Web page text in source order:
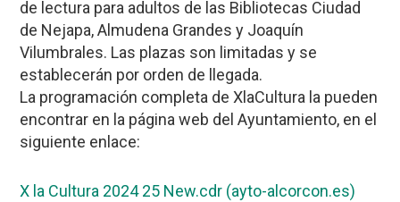
de lectura para adultos de las Bibliotecas Ciudad
de Nejapa, Almudena Grandes y Joaquín
Vilumbrales. Las plazas son limitadas y se
establecerán por orden de llegada.
La programación completa de XlaCultura la pueden
encontrar en la página web del Ayuntamiento, en el
siguiente enlace:
X la Cultura 2024 25 New.cdr (ayto-alcorcon.es)